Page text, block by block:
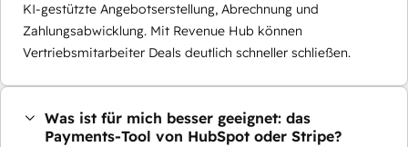
KI-gestützte Angebotserstellung, Abrechnung und
Zahlungsabwicklung. Mit Revenue Hub können
Vertriebsmitarbeiter Deals deutlich schneller schließen.
Was ist für mich besser geeignet: das
Payments-Tool von HubSpot oder Stripe?